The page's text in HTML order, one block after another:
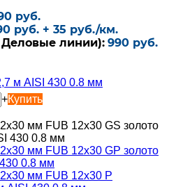
руб.
руб. + 35 руб./км.
линии): 990 руб.
+Купить